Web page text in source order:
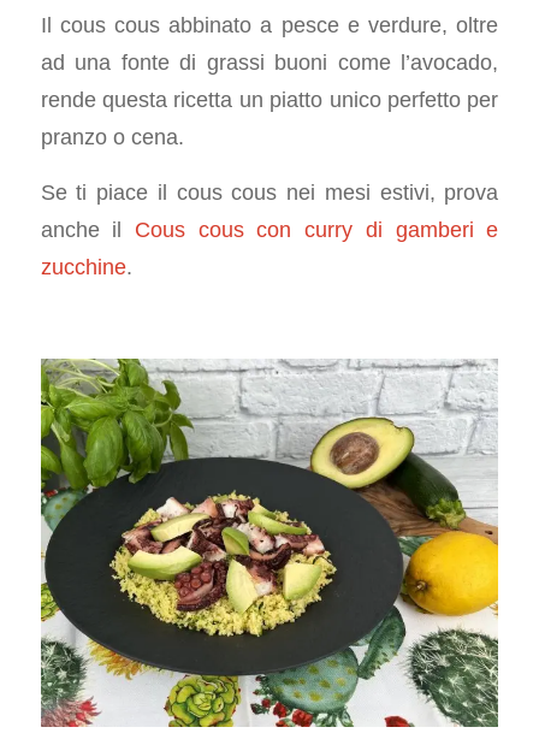
Il cous cous abbinato a pesce e verdure, oltre
ad una fonte di grassi buoni come l’avocado,
rende questa ricetta un piatto unico perfetto per
pranzo o cena.
Se ti piace il cous cous nei mesi estivi, prova
anche il Cous cous con curry di gamberi e
zucchine.